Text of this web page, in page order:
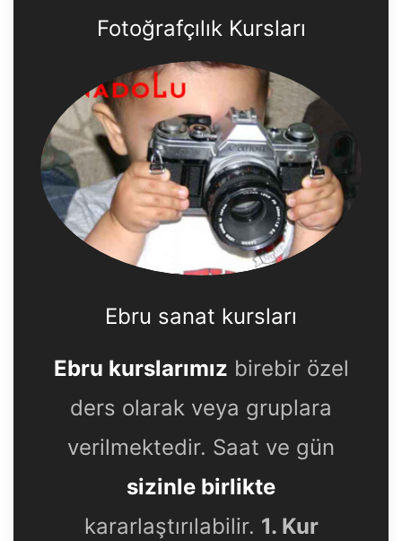
Fotoğrafçılık Kursları
Ebru sanat kursları
Ebru kurslarımız birebir özel
ders olarak veya gruplara
verilmektedir. Saat ve gün
sizinle birlikte
kararlaştırılabilir. 1. Kur